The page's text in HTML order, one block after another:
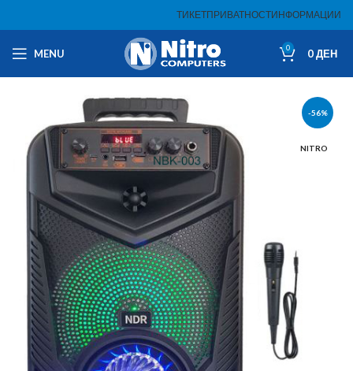
ТИКЕТПРИВАТНОСТИНФОРМАЦИИ
MENU 0 0ДЕН
-56%
NITRO